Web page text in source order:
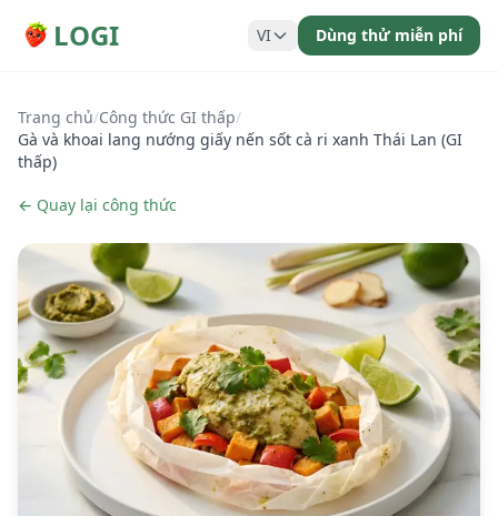
LOGI VI Dùng thử miễn phí
Trang chủ/Công thức GI thấp/
Gà và khoai lang nướng giấy nến sốt cà ri xanh Thái Lan (GI
thấp)
← Quay lại công thức